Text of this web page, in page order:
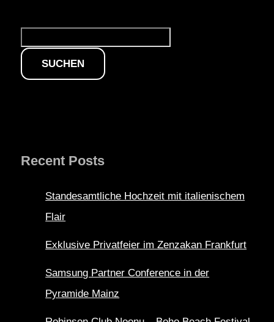
SUCHEN
Recent Posts
Standesamtliche Hochzeit mit italienischem
Flair
Exklusive Privatfeier im Zenzakan Frankfurt
Samsung Partner Conference in der
Pyramide Mainz